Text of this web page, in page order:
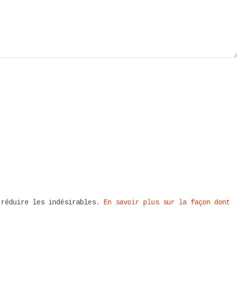
les indésirables. En savoir plus sur la façon dont